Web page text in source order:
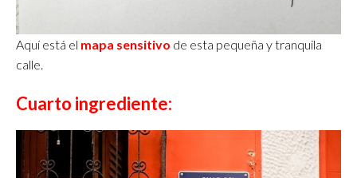
Aquí está el mapa sensitivo de esta pequeña y tranquila
calle.
Cuarto ingrediente: